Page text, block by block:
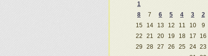
1
2
3
4
5
6
7
8
9
10
11
12
13
14
15
16
17
18
19
20
21
22
23
24
25
26
27
28
29